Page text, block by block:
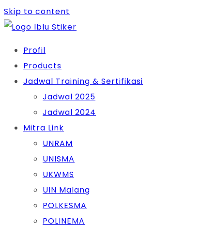
Skip to content
Profil
Products
Jadwal Training & Sertifikasi
Jadwal 2025
Jadwal 2024
Mitra Link
UNRAM
UNISMA
UKWMS
UIN Malang
POLKESMA
POLINEMA